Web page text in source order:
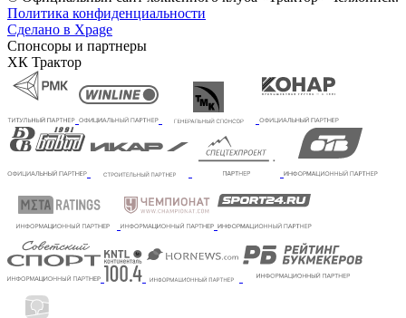
Политика конфиденциальности
Сделано в Xpage
Спонсоры и партнеры
ХК Трактор